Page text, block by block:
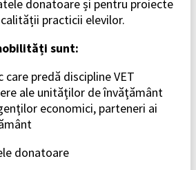
donatoare și pentru proiecte
practicii elevilor.
sunt:
predă discipline VET
ale unităţilor de învăţământ
economici, parteneri ai
donatoare